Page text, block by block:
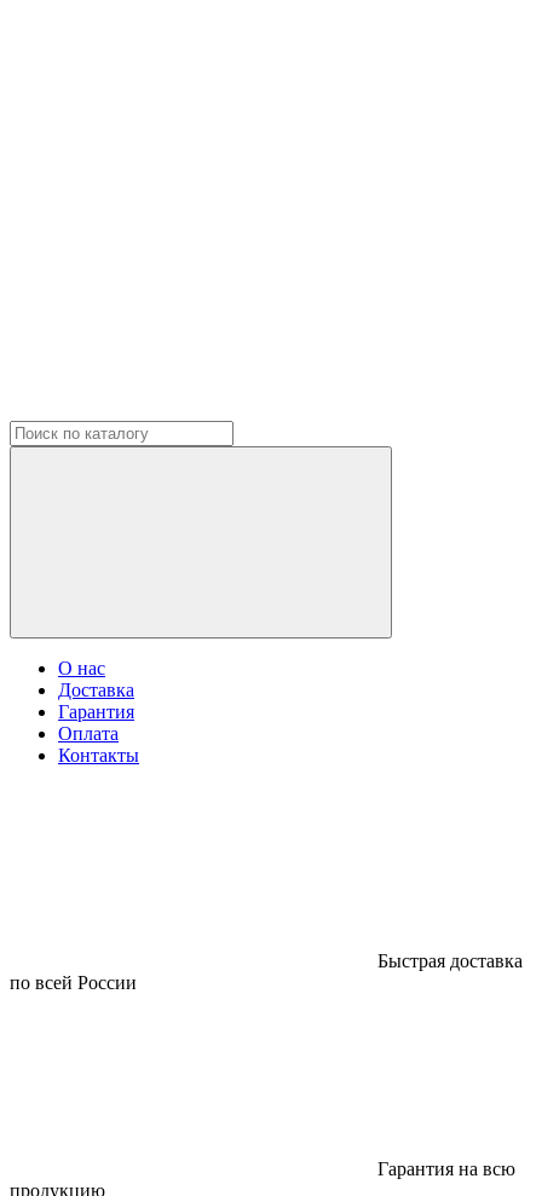
О нас
Доставка
Гарантия
Оплата
Контакты
Быстрая доставка
по всей России
Гарантия на всю
продукцию